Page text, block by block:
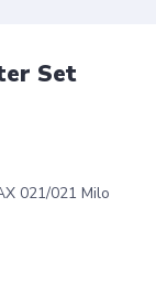
Set